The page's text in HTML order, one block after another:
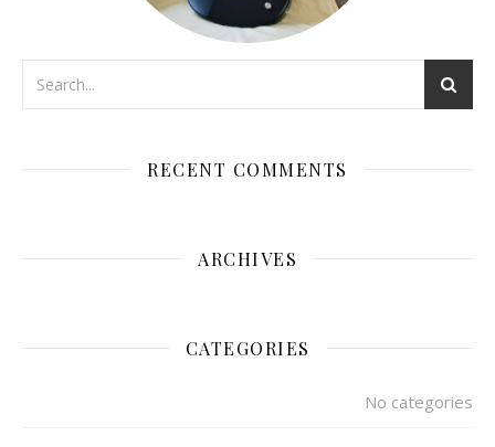
RECENT COMMENTS
ARCHIVES
CATEGORIES
No categories